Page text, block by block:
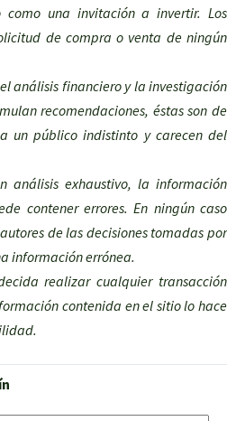
como una invitación a invertir. Los
de compra o venta de ningún
análisis financiero y la investigación
recomendaciones, éstas son de
un público indistinto y carecen del
análisis exhaustivo, la información
contener errores. En ningún caso
de las decisiones tomadas por
información errónea.
realizar cualquier transacción
contenida en el sitio lo hace